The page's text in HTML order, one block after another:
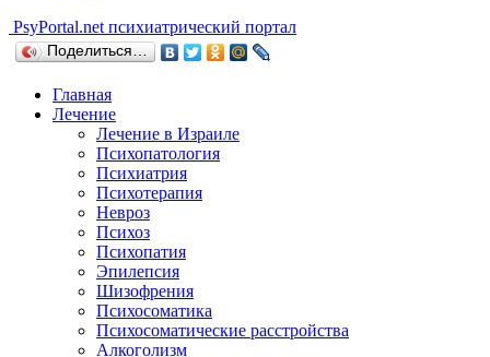
PsyPortal.net психиатрический портал
Поделиться…
Главная
Лечение
Лечение в Израиле
Психопатология
Психиатрия
Психотерапия
Невроз
Психоз
Психопатия
Эпилепсия
Шизофрения
Психосоматика
Психосоматические расстройства
Алкоголизм